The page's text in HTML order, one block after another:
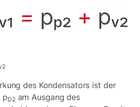
des Kondensators ist der
pD2am Ausgang des